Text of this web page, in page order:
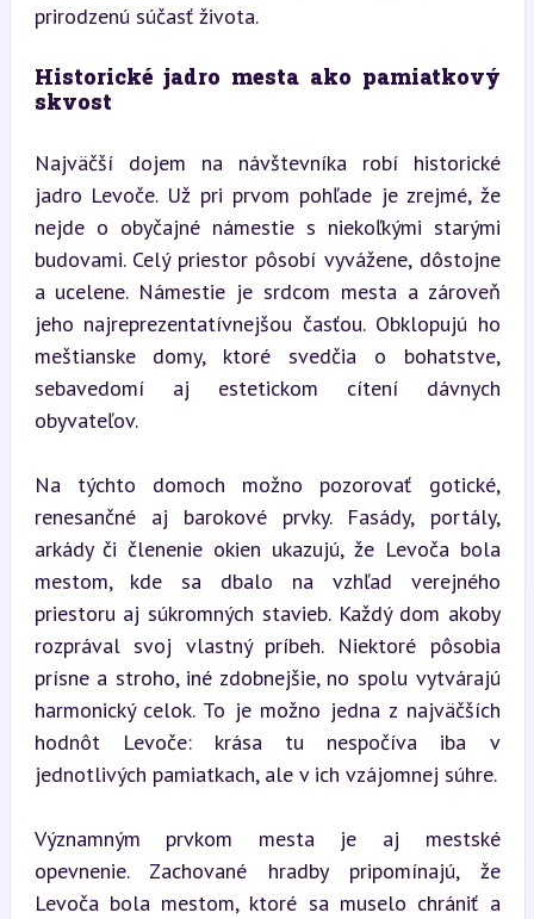
prirodzenú súčasť života.
Historické jadro mesta ako pamiatkový
skvost
Najväčší dojem na návštevníka robí historické
jadro Levoče. Už pri prvom pohľade je zrejmé, že
nejde o obyčajné námestie s niekoľkými starými
budovami. Celý priestor pôsobí vyvážene, dôstojne
a ucelene. Námestie je srdcom mesta a zároveň
jeho najreprezentatívnejšou časťou. Obklopujú ho
meštianske domy, ktoré svedčia o bohatstve,
sebavedomí aj estetickom cítení dávnych
obyvateľov.
Na týchto domoch možno pozorovať gotické,
renesančné aj barokové prvky. Fasády, portály,
arkády či členenie okien ukazujú, že Levoča bola
mestom, kde sa dbalo na vzhľad verejného
priestoru aj súkromných stavieb. Každý dom akoby
rozprával svoj vlastný príbeh. Niektoré pôsobia
prísne a stroho, iné zdobnejšie, no spolu vytvárajú
harmonický celok. To je možno jedna z najväčších
hodnôt Levoče: krása tu nespočíva iba v
jednotlivých pamiatkach, ale v ich vzájomnej súhre.
Významným prvkom mesta je aj mestské
opevnenie. Zachované hradby pripomínajú, že
Levoča bola mestom, ktoré sa muselo chrániť a